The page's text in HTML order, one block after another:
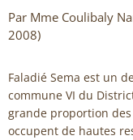
Par Mme Coulibaly
2008)
Faladié Sema est un
commune VI du
grande proportion
occupent de hautes